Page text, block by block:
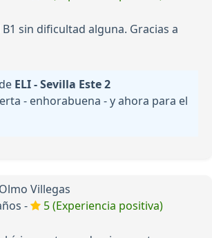
sin dificultad alguna. Gracias a
ELI - Sevilla Este 2
- enhorabuena - y ahora para el
Villegas
-
5 (Experiencia positiva)